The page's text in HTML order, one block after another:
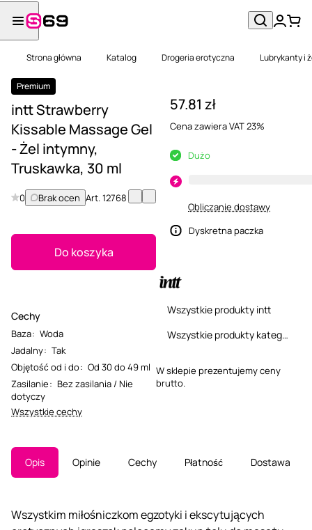
Strona główna Katalog Drogeria erotyczna Lubrykanty i
Premium
intt Strawberry
Kissable Massage Gel
- Żel intymny,
Truskawka, 30 ml
0 Brak ocen Art.12768
Do koszyka
Cechy
Baza: Woda
Jadalny: Tak
Objętość od i do: Od 30 do 49 ml
Zasilanie: Bez zasilania / Nie
dotyczy
Wszystkie cechy
57.81 zł
Cena zawiera VAT 23%
Dużo
Obliczanie dostawy
Dyskretna paczka
Wszystkie produkty intt
Wszystkie produkty kategorii
W sklepie prezentujemy ceny
brutto.
Opis Opinie Cechy Płatność Dostawa
Wszystkim miłośniczkom egzotyki i ekscytujących